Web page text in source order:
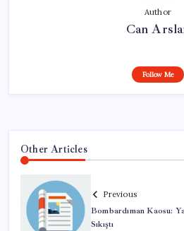
Author
Can
Follow Me
Other Articles
Previous
Bombardıman Kaosu:
Sıkıştı